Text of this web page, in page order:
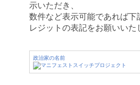
示いただき、
数件など表示可能であれば下
レジットの表記をお願いいた
政治家の名前